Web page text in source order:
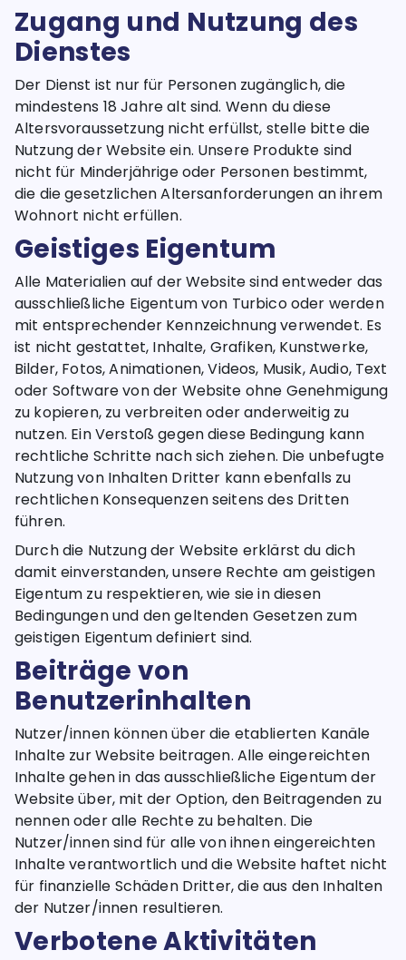
Zugang und Nutzung des
Dienstes
Der Dienst ist nur für Personen zugänglich, die
mindestens 18 Jahre alt sind. Wenn du diese
Altersvoraussetzung nicht erfüllst, stelle bitte die
Nutzung der Website ein. Unsere Produkte sind
nicht für Minderjährige oder Personen bestimmt,
die die gesetzlichen Altersanforderungen an ihrem
Wohnort nicht erfüllen.
Geistiges Eigentum
Alle Materialien auf der Website sind entweder das
ausschließliche Eigentum von Turbico oder werden
mit entsprechender Kennzeichnung verwendet. Es
ist nicht gestattet, Inhalte, Grafiken, Kunstwerke,
Bilder, Fotos, Animationen, Videos, Musik, Audio, Text
oder Software von der Website ohne Genehmigung
zu kopieren, zu verbreiten oder anderweitig zu
nutzen. Ein Verstoß gegen diese Bedingung kann
rechtliche Schritte nach sich ziehen. Die unbefugte
Nutzung von Inhalten Dritter kann ebenfalls zu
rechtlichen Konsequenzen seitens des Dritten
führen.
Durch die Nutzung der Website erklärst du dich
damit einverstanden, unsere Rechte am geistigen
Eigentum zu respektieren, wie sie in diesen
Bedingungen und den geltenden Gesetzen zum
geistigen Eigentum definiert sind.
Beiträge von
Benutzerinhalten
Nutzer/innen können über die etablierten Kanäle
Inhalte zur Website beitragen. Alle eingereichten
Inhalte gehen in das ausschließliche Eigentum der
Website über, mit der Option, den Beitragenden zu
nennen oder alle Rechte zu behalten. Die
Nutzer/innen sind für alle von ihnen eingereichten
Inhalte verantwortlich und die Website haftet nicht
für finanzielle Schäden Dritter, die aus den Inhalten
der Nutzer/innen resultieren.
Verbotene Aktivitäten